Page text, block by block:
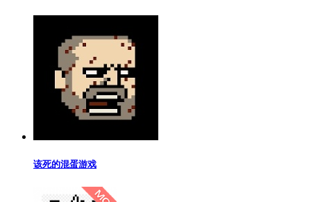
该死的混蛋游戏